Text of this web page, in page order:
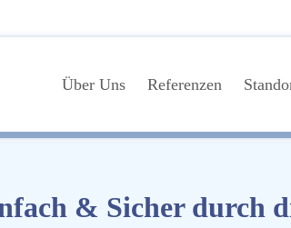
Über Uns Referenzen
& Sicher durch